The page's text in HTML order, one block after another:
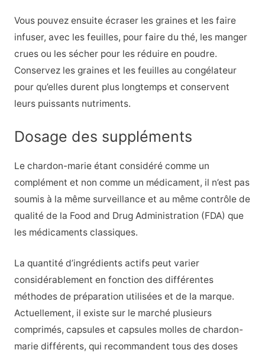
Vous pouvez ensuite écraser les graines et les faire
infuser, avec les feuilles, pour faire du thé, les manger
crues ou les sécher pour les réduire en poudre.
Conservez les graines et les feuilles au congélateur
pour qu’elles durent plus longtemps et conservent
leurs puissants nutriments.
Dosage des suppléments
Le chardon-marie étant considéré comme un
complément et non comme un médicament, il n’est pas
soumis à la même surveillance et au même contrôle de
qualité de la Food and Drug Administration (FDA) que
les médicaments classiques.
La quantité d’ingrédients actifs peut varier
considérablement en fonction des différentes
méthodes de préparation utilisées et de la marque.
Actuellement, il existe sur le marché plusieurs
comprimés, capsules et capsules molles de chardon-
marie différents, qui recommandent tous des doses